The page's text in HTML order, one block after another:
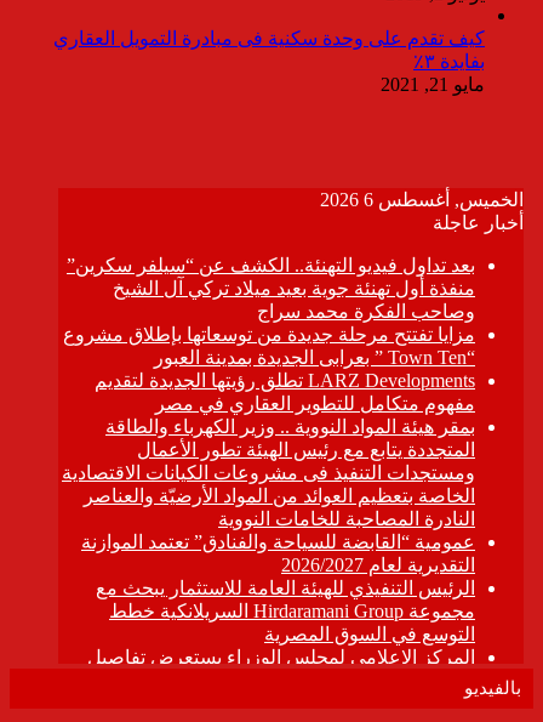
كيف تقدم على وحدة سكنية فى مبادرة التمويل العقاري
بفايدة ٣٪
مايو 21, 2021
بالفيديو